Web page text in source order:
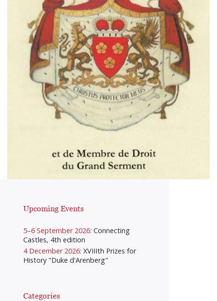
Upcoming Events
5–6 September 2026: Connecting
Castles, 4th edition
4 December 2026: XVIIIth Prizes for
History "Duke d'Arenberg"
Categories